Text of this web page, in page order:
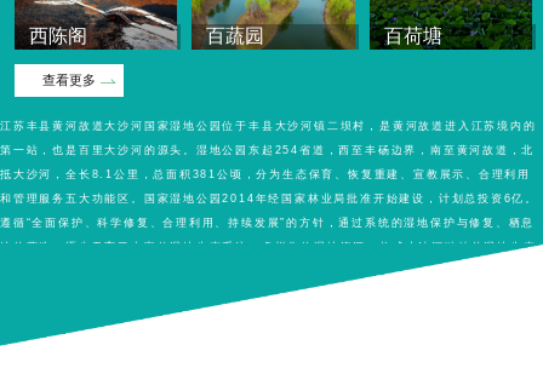
江苏丰县黄河故道大沙河国家湿地公园位于丰县大沙河镇二坝村，是黄河故道进入江苏境内的
第一站，也是百里大沙河的源头。湿地公园东起254省道，西至丰砀边界，南至黄河故道，北
抵大沙河，全长8.1公里，总面积381公顷，分为生态保育、恢复重建、宣教展示、合理利用
和管理服务五大功能区。国家湿地公园2014年经国家林业局批准开始建设，计划总投资6亿。
遵循“全面保护、科学修复、合理利用、持续发展”的方针，通过系统的湿地保护与修复、栖息
地的营造，逐步孕育了丰富的湿地生态系统，多样化的湿地资源，构成大沙河独特的湿地生态
系统，是生物多样性集中和生产力较高的地带，构成了巨大的物种基因库。同时，湿地公园通
过试点以来的建设，完善了湿地公园的生态旅游节。2019年通过国家级湿地公园验收，2020
年通过国家AAA级景区验收，树立起黄河故道源头湿地保护与恢复的典范，构筑了南水北调东
线工程清水廊道的生态屏障，打造出黄河故道文...
西陈阁 百蔬园 百荷塘
查看更多